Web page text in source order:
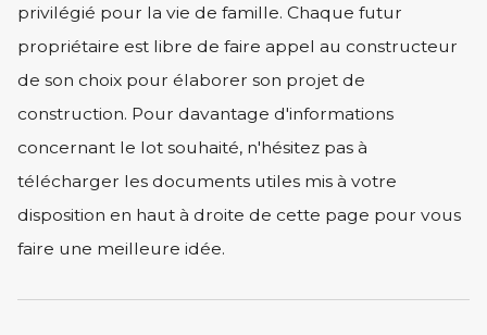
privilégié pour la vie de famille. Chaque futur
propriétaire est libre de faire appel au constructeur
de son choix pour élaborer son projet de
construction. Pour davantage d'informations
concernant le lot souhaité, n'hésitez pas à
télécharger les documents utiles mis à votre
disposition en haut à droite de cette page pour vous
faire une meilleure idée.